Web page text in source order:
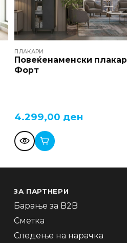
ПЛАКАРИ
Повеќенаменски плакар
Форт
4.299,00 ден
ЗА ПАРТНЕРИ
Барање за B2B
Сметка
Следење на нарачка